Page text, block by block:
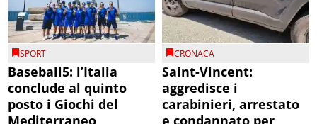
SPORT
Baseball5: l’Italia
conclude al quinto
posto i Giochi del
Mediterraneo
CRONACA
Saint-Vincent:
aggredisce i
carabinieri, arrestato
e condannato per